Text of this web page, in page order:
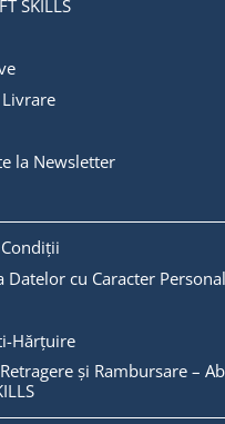
SKILLS
la Newsletter
Datelor cu Caracter Personal
Hărțuire
și Rambursare –